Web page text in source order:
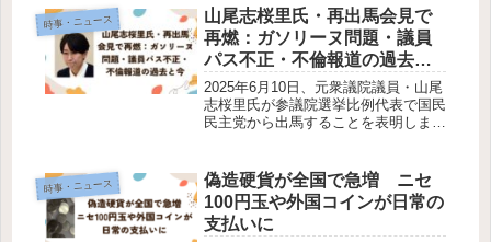
え、前年と比べて大幅な増加となって
います。こうした動きは一時的なも
の...
時事・ニュース
山尾志桜里氏・再出馬会見で
再燃：ガソリーヌ問題・議員
パス不正・不倫報道の過去と
今
2025年6月10日、元衆議院議員・山尾
志桜里氏が参議院選挙比例代表で国民
民主党から出馬することを表明しまし
曖昧だったことから、SNS上では批
判が殺到しています。山尾志桜里...
時事・ニュース
偽造硬貨が全国で急増 ニセ
100円玉や外国コインが日常の
支払いに